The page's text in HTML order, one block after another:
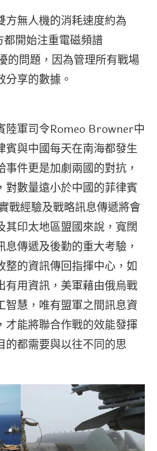
方無人機的消耗速度約為
開始注重電磁頻譜
的問題，因為管理所有戰場
享的數據。
陸軍司令Romeo Browner中
賓與中國每天在南海都發生
件更是加劇兩國的對抗，
對數量遠小於中國的菲律賓
戰經驗及戰略訊息傳遞將會
其印太地區盟國來說，寬闊
傳遞及後勤的重大考驗，
整的資訊傳回指揮中心，如
有用資訊，美軍藉由俄烏戰
智慧，唯有盟軍之間訊息資
才能將聯合作戰的效能發揮
的都需要與以往不同的思